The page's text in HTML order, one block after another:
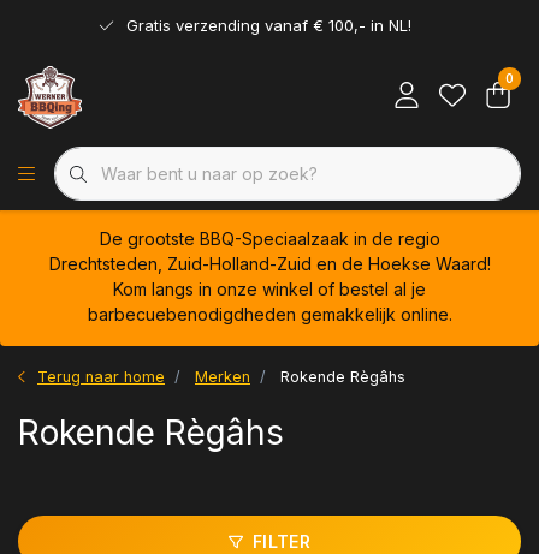
Gratis verzending vanaf € 100,- in NL!
0
De grootste BBQ-Speciaalzaak in de regio
Drechtsteden, Zuid-Holland-Zuid en de Hoekse Waard!
Kom langs in onze winkel of bestel al je
barbecuebenodigdheden gemakkelijk online.
Terug naar home Merken Rokende Règâhs
Rokende Règâhs
FILTER